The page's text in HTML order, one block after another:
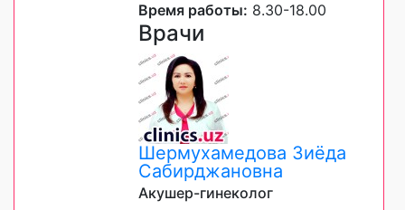
Время работы: 8.30-18.00
Врачи
Шермухамедова Зиёда
Сабирджановна
Акушер-гинеколог